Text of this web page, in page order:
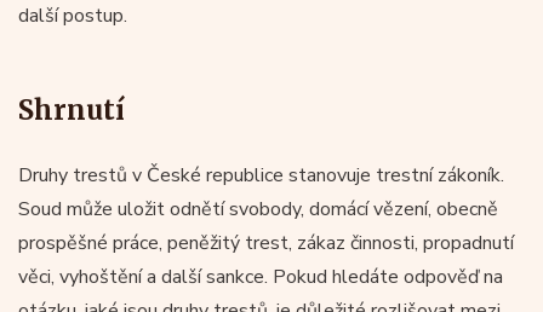
další postup.
Shrnutí
Druhy trestů v České republice stanovuje trestní zákoník.
Soud může uložit odnětí svobody, domácí vězení, obecně
prospěšné práce, peněžitý trest, zákaz činnosti, propadnutí
věci, vyhoštění a další sankce. Pokud hledáte odpověď na